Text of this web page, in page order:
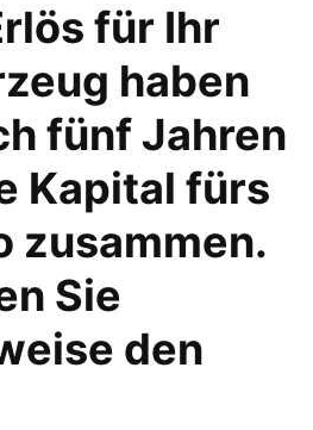
für Ihr
haben
fünf Jahren
Kapital fürs
zusammen.
Sie
den